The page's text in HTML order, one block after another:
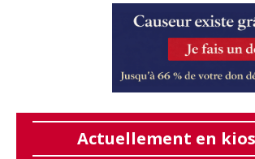
Actuellement en